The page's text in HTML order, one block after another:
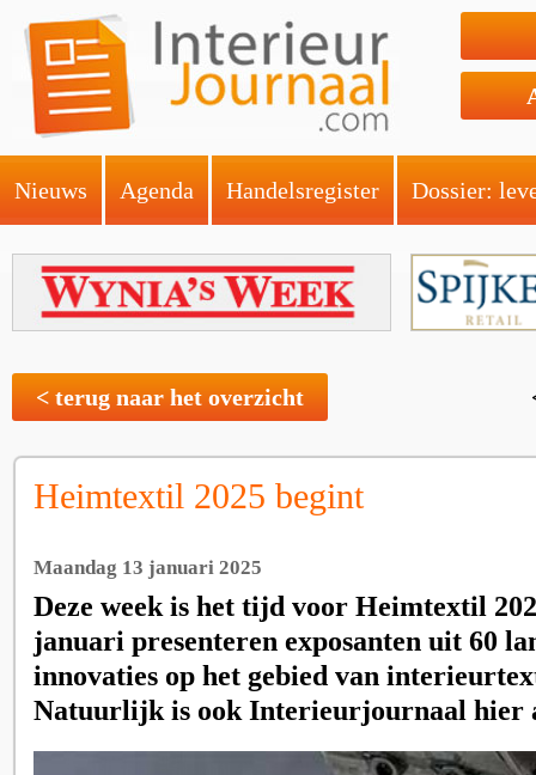
Nieuws Agenda Handelsregister Dossier:
< terug naar het overzicht
Heimtextil 2025 begint
Maandag 13 januari 2025
Deze week is het tijd voor Heimtextil
januari presenteren exposanten uit 60
innovaties op het gebied van
Natuurlijk is ook Interieurjournaal hier